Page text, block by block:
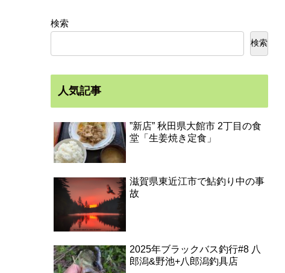
検索
検索
人気記事
”新店” 秋田県大館市 2丁目の食
堂「生姜焼き定食」
滋賀県東近江市で鮎釣り中の事
故
2025年ブラックバス釣行#8 八
郎潟&野池+八郎潟釣具店